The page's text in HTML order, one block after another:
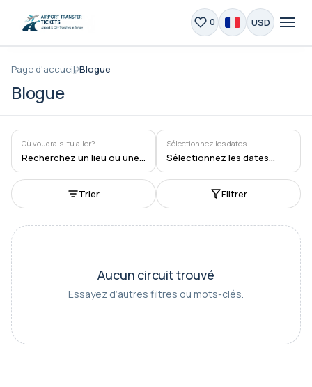
0 USD
Page d'accueil Blogue
Blogue
Où voudrais-tu aller?
Recherchez un lieu ou une activité
Sélectionnez les dates...
Sélectionnez les dates...
Trier Filtrer
Aucun circuit trouvé
Essayez d’autres filtres ou mots-clés.